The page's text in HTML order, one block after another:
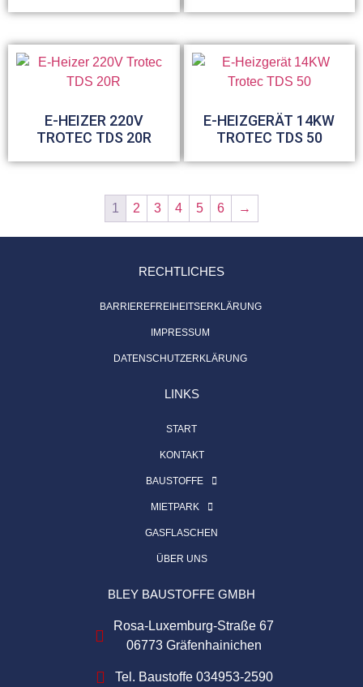
E-HEIZER 220V
TROTEC TDS 20R
E-HEIZGERÄT 14KW
TROTEC TDS 50
1 2 3 4 5 6 →
RECHTLICHES
BARRIEREFREIHEITSERKLÄRUNG
IMPRESSUM
DATENSCHUTZERKLÄRUNG
LINKS
START
KONTAKT
BAUSTOFFE
MIETPARK
GASFLASCHEN
ÜBER UNS
BLEY BAUSTOFFE GMBH
Rosa-Luxemburg-Straße 67
06773 Gräfenhainichen
Tel. Baustoffe 034953-2590